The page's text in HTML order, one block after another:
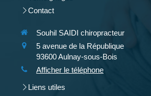
Contact
Souhil SAIDI chiropracteur
5 avenue de la République
93600Aulnay-sous-Bois
Afficher le téléphone
Liens utiles